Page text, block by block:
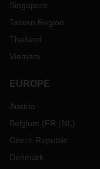
Singapore
Taiwan Region
Thailand
Vietnam
EUROPE
Austria
Belgium (FR NL )
Czech Republic
Denmark